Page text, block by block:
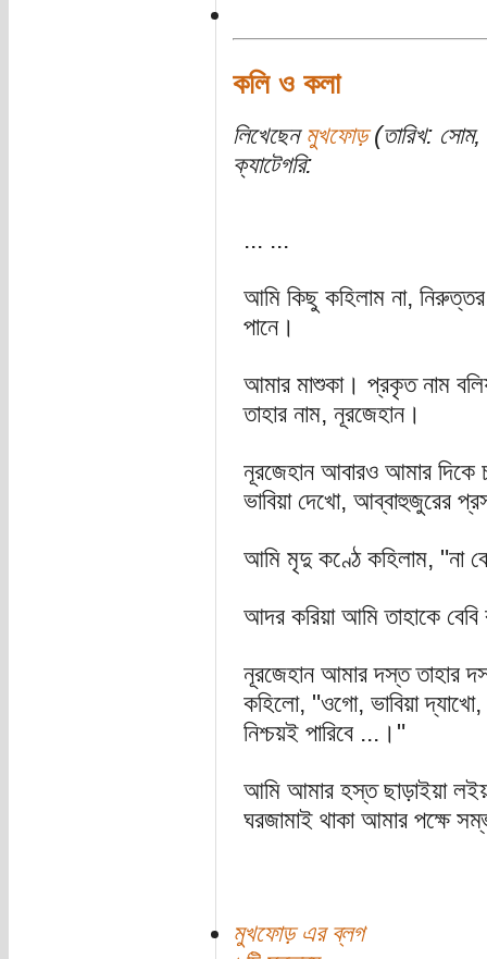
কলি ও কলা
লিখেছেন মুখফোড়(তারিখ:
ক্যাটেগরি:
... ...
আমি কিছু কহিলাম না, নিরুত্তর
পানে।
আমার মাশুকা। প্রকৃত নাম
তাহার নাম, নূরজেহান।
নূরজেহান আবারও আমার দিকে
ভাবিয়া দেখো, আব্বাহুজুরের
আমি মৃদু কণ্ঠে কহিলাম, "না
আদর করিয়া আমি তাহাকে
নূরজেহান আমার দস্ত তাহার
কহিলো, "ওগো, ভাবিয়া
নিশ্চয়ই পারিবে ...।"
আমি আমার হস্ত ছাড়াইয়া
ঘরজামাই থাকা আমার পক্ষে
মুখফোড় এর ব্লগ